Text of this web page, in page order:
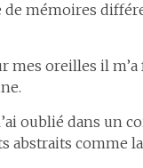
mémoires
mes oreilles il
oublié dans un
abstraits comme